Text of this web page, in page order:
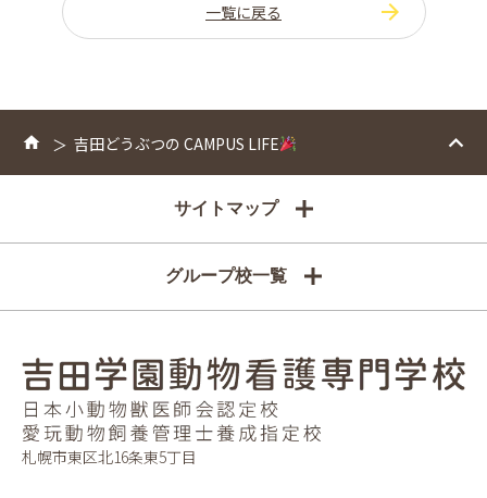
一覧に戻る
吉田どうぶつの CAMPUS LIFE
サイトマップ
グループ校一覧
札幌市東区北16条東5丁目